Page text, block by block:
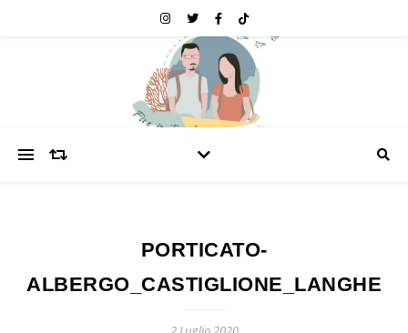
PORTICATO-
ALBERGO_CASTIGLIONE_LANGHE